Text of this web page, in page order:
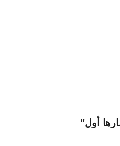
"اليوم السابع" يجري حوارًا مع أ.د. غادة فاروق باعتبارها أول